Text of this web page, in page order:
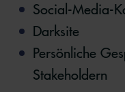
Social-Media-
Darksite
Persönliche
Stakeholdern